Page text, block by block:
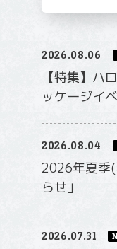
2026.08.06
【特集】ハ
ッケージイ
2026.08.04
2026年夏季
らせ」
2026.07.31